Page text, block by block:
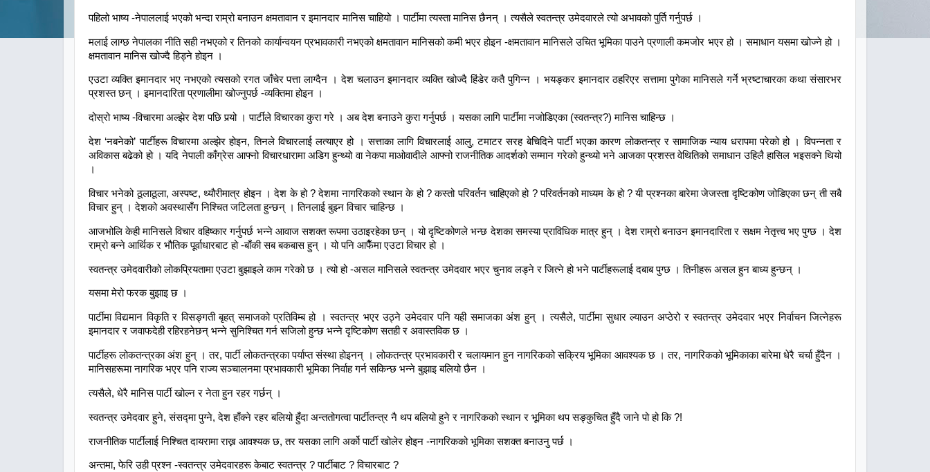
पहिलो भाष्य -नेपाललाई भएको भन्दा राम्रो बनाउन क्षमतावान र इमानदार मानिस चाहियो । पार्टीमा त्यस्ता मानिस छैनन् । त्यसैले स्वतन्त्र उमेदवारले त्यो अभावको पुर्ति गर्नुपर्छ ।
मलाई लाग्छ नेपालका नीति सही नभएको र तिनको कार्यान्वयन प्रभावकारी नभएको क्षमतावान मानिसको कमी भएर होइन -क्षमतावान मानिसले उचित भूमिका पाउने प्रणाली कमजोर भएर हो । समाधान यसमा खोज्ने हो ।
क्षमतावान मानिस खोज्दै हिड्ने होइन ।
एउटा व्यक्ति इमानदार भए नभएको त्यसको रगत जाँचेर पत्ता लाग्दैन । देश चलाउन इमानदार व्यक्ति खोज्दै हिंडेर कतै पुगिन्न । भयङ्कर इमानदार ठहरिएर सत्तामा पुगेका मानिसले गर्ने भ्रष्टाचारका कथा संसारभर
प्रशस्त छन् । इमानदारिता प्रणालीमा खोज्नुपर्छ -व्यक्तिमा होइन ।
दोस्रो भाष्य -विचारमा अल्झेर देश पछि पर्‍यो । पार्टीले विचारका कुरा गरे । अब देश बनाउने कुरा गर्नुपर्छ । यसका लागि पार्टीमा नजोडिएका (स्वतन्त्र?) मानिस चाहिन्छ ।
देश ‘नबनेको’ पार्टीहरू विचारमा अल्झेर होइन, तिनले विचारलाई लत्याएर हो । सत्ताका लागि विचारलाई आलु, टमाटर सरह बेचिदिने पार्टी भएका कारण लोकतन्त्र र सामाजिक न्याय धरापमा परेको हो । विपन्नता र
अविकास बढेको हो । यदि नेपाली काँग्रेस आफ्नो विचारधारामा अडिग हुन्थ्यो वा नेकपा माओवादीले आफ्नो राजनीतिक आदर्शको सम्मान गरेको हुन्थ्यो भने आजका प्रशस्त वेथितिको समाधान उहिलै हासिल भइसक्ने थियो
।
विचार भनेको ठूलाठूला, अस्पष्ट, थ्यौरीमात्र होइन । देश के हो ? देशमा नागरिकको स्थान के हो ? कस्तो परिवर्तन चाहिएको हो ? परिवर्तनको माध्यम के हो ? यी प्रश्नका बारेमा जेजस्ता दृष्टिकोण जोडिएका छन् ती सबै
विचार हुन् । देशको अवस्थासँग निश्चित जटिलता हुन्छन् । तिनलाई बुझ्न विचार चाहिन्छ ।
आजभोलि केही मानिसले विचार वहिष्कार गर्नुपर्छ भन्ने आवाज सशक्त रूपमा उठाइरहेका छन् । यो दृष्टिकोणले भन्छ देशका समस्या प्राविधिक मात्र हुन् । देश राम्रो बनाउन इमानदारिता र सक्षम नेतृत्त्व भए पुग्छ । देश
राम्रो बन्ने आर्थिक र भौतिक पूर्वाधारबाट हो -बाँकी सब बकबास हुन् । यो पनि आफैँमा एउटा विचार हो ।
स्वतन्त्र उमेदवारीको लोकप्रियतामा एउटा बुझाइले काम गरेको छ । त्यो हो -असल मानिसले स्वतन्त्र उमेदवार भएर चुनाव लड्ने र जित्ने हो भने पार्टीहरूलाई दबाब पुग्छ । तिनीहरू असल हुन बाध्य हुन्छन् ।
यसमा मेरो फरक बुझाइ छ ।
पार्टीमा विद्यमान विकृति र विसङ्गती बृहत् समाजको प्रतिविम्ब हो । स्वतन्त्र भएर उठ्ने उमेदवार पनि यही समाजका अंश हुन् । त्यसैले, पार्टीमा सुधार ल्याउन अप्ठेरो र स्वतन्त्र उमेदवार भएर निर्वाचन जित्नेहरू
इमानदार र जवाफदेही रहिरहनेछन् भन्ने सुनिश्चित गर्न सजिलो हुन्छ भन्ने दृष्टिकोण सतही र अवास्तविक छ ।
पार्टीहरू लोकतन्त्रका अंश हुन् । तर, पार्टी लोकतन्त्रका पर्याप्त संस्था होइनन् । लोकतन्त्र प्रभावकारी र चलायमान हुन नागरिकको सक्रिय भूमिका आवश्यक छ । तर, नागरिकको भूमिकाका बारेमा धेरै चर्चा हुँदैन ।
मानिसहरूमा नागरिक भएर पनि राज्य सञ्चालनमा प्रभावकारी भूमिका निर्वाह गर्न सकिन्छ भन्ने बुझाइ बलियो छैन ।
त्यसैले, धेरै मानिस पार्टी खोल्न र नेता हुन रहर गर्छन् ।
स्वतन्त्र उमेदवार हुने, संसद्‍मा पुग्ने, देश हाँक्ने रहर बलियो हुँदा अन्ततोगत्वा पार्टीतन्त्र नै थप बलियो हुने र नागरिकको स्थान र भूमिका थप सङ्कुचित हुँदै जाने पो हो कि ?!
राजनीतिक पार्टीलाई निश्चित दायरामा राख्न आवश्यक छ, तर यसका लागि अर्को पार्टी खोलेर होइन -नागरिकको भूमिका सशक्त बनाउनु पर्छ ।
अन्तमा, फेरि उही प्रश्न -स्वतन्त्र उमेदवारहरू केबाट स्वतन्त्र ? पार्टीबाट ? विचारबाट ?